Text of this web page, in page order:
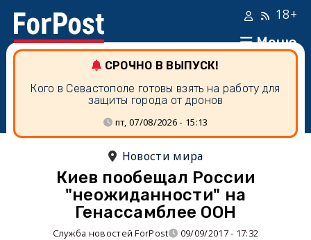
Меню
18+
СРОЧНО В ВЫПУСК!
Кого в Севастополе готовы взять на работу для
защиты города от дронов
пт, 07/08/2026 - 15:13
Новости мира
Киев пообещал России
"неожиданности" на
Генассамблее ООН
Служба новостей ForPost 09/09/2017 - 17:32